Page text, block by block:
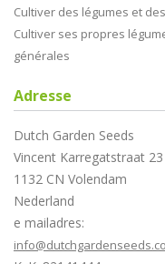
Cultiver des légumes et
Cultiver ses propres
générales
Adresse
Dutch Garden Seeds
Vincent Karregatstraat 23
1132 CN Volendam
Nederland
e mailadres: